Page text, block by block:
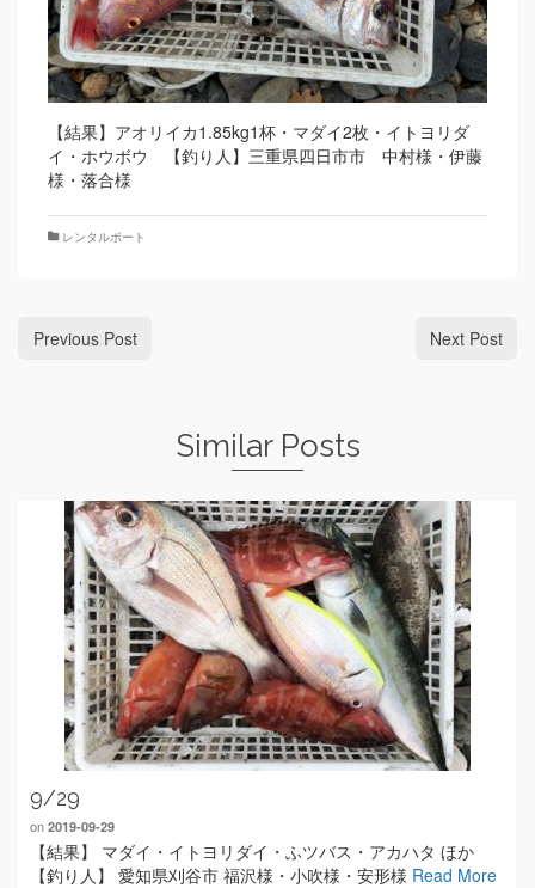
【結果】アオリイカ1.85kg1杯・マダイ2枚・イトヨリダ
イ・ホウボウ 【釣り人】三重県四日市市 中村様・伊藤
様・落合様
レンタルボート
Previous Post Next Post
Similar Posts
9/29
on 2019-09-29
【結果】 マダイ・イトヨリダイ・ふツバス・アカハタ ほか
【釣り人】 愛知県刈谷市 福沢様・小吹様・安形様 Read More